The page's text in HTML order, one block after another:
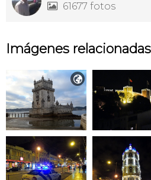
 61677 fotos
Imágenes relacionadas
